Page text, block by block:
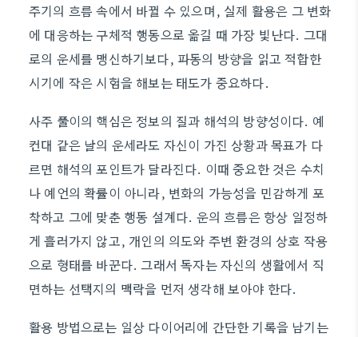
주기의 흐름 속에서 바뀔 수 있으며, 실제 활용은 그 변화
에 대응하는 구체적 행동으로 옮길 때 가장 빛난다. 그대
로의 운세를 맹신하기보다, 파동의 방향을 읽고 적합한
시기에 작은 시험을 해보는 태도가 중요하다.
사주 풀이의 핵심은 정보의 질과 해석의 방향성이다. 예
컨대 같은 날의 운세라도 자신이 가진 상황과 목표가 다
르면 해석의 포인트가 달라진다. 이때 중요한 것은 수치
나 예언의 확률이 아니라, 변화의 가능성을 민감하게 포
착하고 그에 맞춘 행동 설계다. 운의 흐름은 항상 일정하
게 흘러가지 않고, 개인의 의도와 주변 환경의 상호 작용
으로 형태를 바꾼다. 그래서 독자는 자신의 생활에서 직
면하는 선택지의 맥락을 먼저 생각해 보아야 한다.
활용 방법으로는 일상 다이어리에 간단한 기록을 남기는